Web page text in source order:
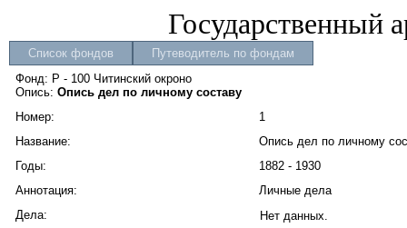
Государственный
Список фондов
Путеводитель по фондам
Фонд: Р - 100 Читинский окроно
Опись: Опись дел по личному составу
Номер:
1
Название:
Опись дел по личному
Годы:
1882 - 1930
Аннотация:
Личные дела
Дела:
Нет данных.